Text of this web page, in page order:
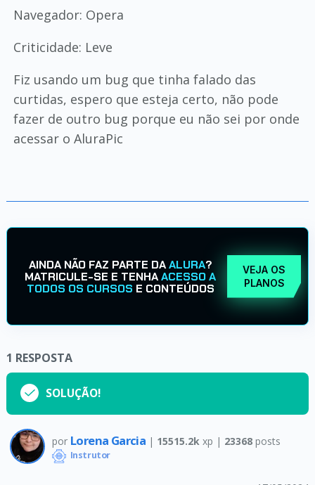
Navegador: Opera
Criticidade: Leve
Fiz usando um bug que tinha falado das
curtidas, espero que esteja certo, não pode
fazer de outro bug porque eu não sei por onde
acessar o AluraPic
AINDA NÃO FAZ PARTE DAALURA?
MATRICULE-SE E TENHAACESSO A
TODOS OS CURSOS E CONTEÚDOS
VEJA OS
PLANOS
1 RESPOSTA
SOLUÇÃO!
por Lorena Garcia | 15515.2k xp | 23368posts
Instrutor